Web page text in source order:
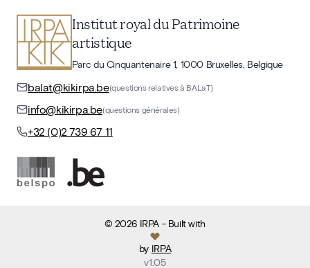
Institut royal du Patrimoine
artistique
Parc du Cinquantenaire 1, 1000 Bruxelles, Belgique
balat@kikirpa.be(questions relatives à BALaT)
info@kikirpa.be(questions générales)
+32 (0)2 739 67 11
©2026 IRPA- Built with
by IRPA
v1.05